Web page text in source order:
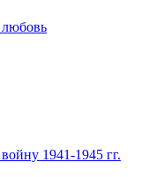
1941-1945 гг.